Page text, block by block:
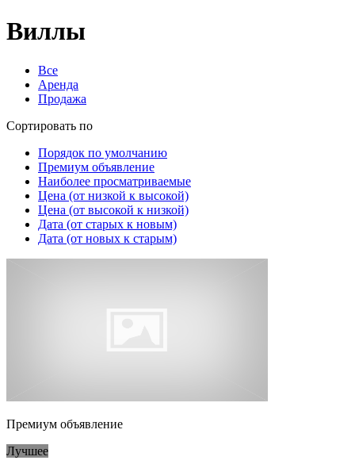
Виллы
Все
Аренда
Продажа
Сортировать по
Порядок по умолчанию
Премиум объявление
Наиболее просматриваемые
Цена (от низкой к высокой)
Цена (от высокой к низкой)
Дата (от старых к новым)
Дата (от новых к старым)
Премиум объявление
Лучшее